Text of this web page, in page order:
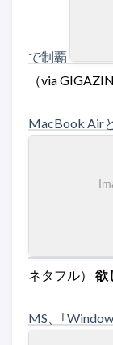
で制覇
（via
MacBook Air
ネタフル） 欲
MS、｢